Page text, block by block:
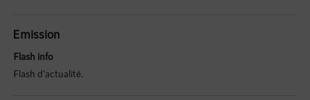
Emission
Flash info
Flash d'actualité.